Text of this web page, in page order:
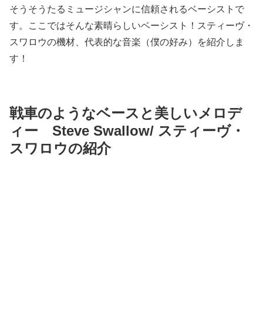
そうそうたるミュージシャンに信頼されるベーシストで
す。ここではそんな素晴らしいベーシスト！スティーヴ・
スワロウの機材、代表的な音楽（僕の好み）を紹介しま
す！
戦車のようなベースと美しいメロデ
ィー Steve Swallow/ スティーヴ・
スワロウの紹介